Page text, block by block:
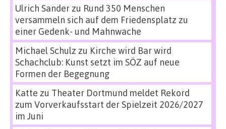
Ulrich Sanderzu Rund 350 Menschen
versammeln sich auf dem Friedensplatz zu
einer Gedenk- und Mahnwache
Michael Schulz zu Kirche wird Bar wird
Schachclub: Kunst setzt im SÖZ auf neue
Formen der Begegnung
Katte zu Theater Dortmund meldet Rekord
zum Vorverkaufsstart der Spielzeit 2026/2027
im Juni